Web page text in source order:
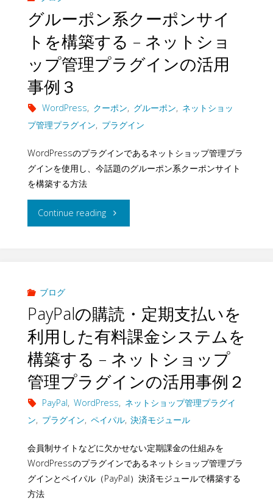
用
す
る
フ
ン
ト
エ
ー
ザ
ー
管
プ
ラ
ィ
リ
ト
で
–
ネ
ッ
シ
ョ
ッ
グルーポン系クーポンサイ
トを構築する – ネットショ
ップ管理プラグインの活用
事例３
WordPress, クーポン, グルーポン, ネットショッ
プ管理プラグイン, プラグイン
WordPressのプラグインであるネットショップ管理プラ
グインを使用し、今話題のグルーポン系クーポンサイト
を構築する方法
Continue reading"グ
ン
系
ポ
ン
サ
ブログ
PayPalの購読・定期支払いを
利用した有料課金システムを
構築する – ネットショップ
管理プラグインの活用事例２
PayPal, WordPress, ネットショップ管理プラグイ
ン, プラグイン, ペイパル, 決済モジュール
会員制サイトなどに欠かせない定期課金の仕組みを
WordPressのプラグインであるネットショップ管理プラ
グインとペイパル（PayPal）決済モジュールで構築する
方法